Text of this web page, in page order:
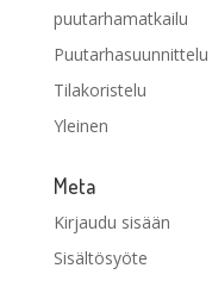
puutarhamatkailu
Puutarhasuunnittelu
Tilakoristelu
Yleinen
Meta
Kirjaudu sisään
Sisältösyöte